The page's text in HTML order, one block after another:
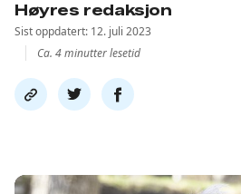
Høyres redaksjon
Sist oppdatert: 12. juli 2023
Ca. 4 minutter lesetid
Del
link
Del
på
Del
på